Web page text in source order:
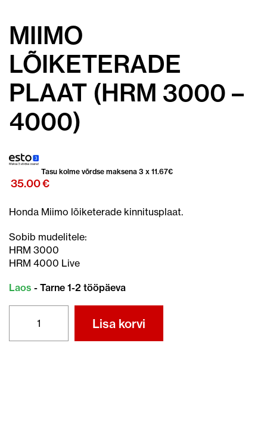
MIIMO
LÕIKETERADE
PLAAT (HRM 3000 –
4000)
Tasu kolme võrdse maksena 3 x 11.67€
35.00€
Honda Miimo lõiketerade kinnitusplaat.
Sobib mudelitele:
HRM 3000
HRM 4000 Live
Laos - Tarne 1-2 tööpäeva
LÕIKETERADE
Lisa korvi